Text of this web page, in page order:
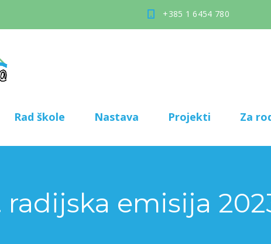
+385 1 6454 780
Rad škole Nastava Projekti Za
radijska emisija